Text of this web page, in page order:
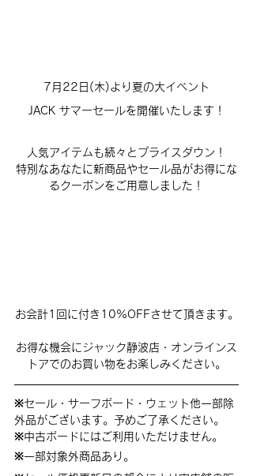
7月22日(木)より夏の大イベント
JACK サマーセールを開催いたします！
人気アイテムも続々とプライスダウン！
特別なあなたに新商品やセール品がお得にな
るクーポンをご用意しました！
お会計1回に付き10%OFFさせて頂きます。
お得な機会にジャック静波店・オンラインス
トアでのお買い物をお楽しみください。
※セール・サーフボード・ウェット他一部除
外品がございます。予めご了承ください。
※中古ボードにはご利用いただけません。
※一部対象外商品あり。